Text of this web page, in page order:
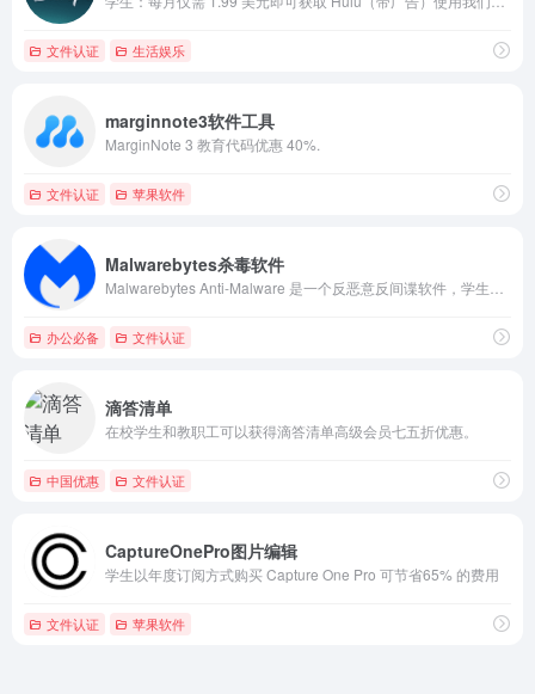
文件认证 生活娱乐
marginnote3软件工具
MarginNote 3 教育代码优惠 40%.
文件认证 苹果软件
Malwarebytes杀毒软件
办公必备 文件认证
滴答清单
在校学生和教职工可以获得滴答清单高级会员七五折优惠。
中国优惠 文件认证
CaptureOnePro图片编辑
学生以年度订阅方式购买 Capture One Pro 可节省65% 的费用
文件认证 苹果软件